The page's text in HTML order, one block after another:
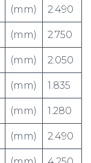
(mm) 2.490
(mm) 2.750
(mm) 2.050
(mm) 1.835
(mm) 1.280
(mm) 2.490